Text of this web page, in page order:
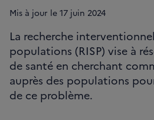
Mis à jour le 17 juin 2024
La recherche
populations (RISP) vise à
de santé en cherchant
auprès des populations
de ce problème.